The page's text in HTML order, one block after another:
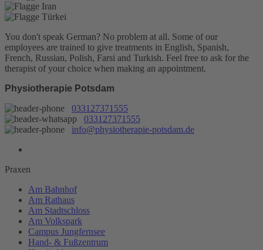
You don't speak German? No problem at all. Some of our
employees are trained to give treatments in English, Spanish,
French, Russian, Polish, Farsi and Turkish. Feel free to ask for the
therapist of your choice when making an appointment.
Physiotherapie Potsdam
033127371555
033127371555
info@physiotherapie-potsdam.de
Praxen
Am Bahnhof
Am Rathaus
Am Stadtschloss
Am Volkspark
Campus Jungfernsee
Hand- & Fußzentrum